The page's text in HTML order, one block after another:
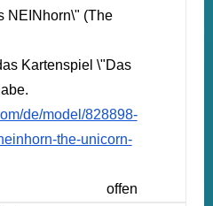
NEINhorn\" (The
Kartenspiel \"Das
de/model/828898-
the-unicorn-
offen